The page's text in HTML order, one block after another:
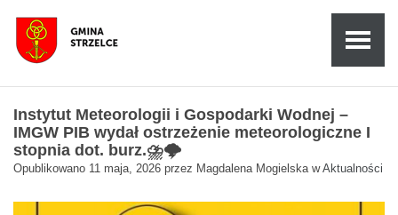
Instytut Meteorologii i Gospodarki Wodnej –
IMGW PIB wydał ostrzeżenie meteorologiczne I
stopnia dot. burz.⛈️🌩️
Opublikowano 11 maja, 2026 przez Magdalena Mogielska wAktualności